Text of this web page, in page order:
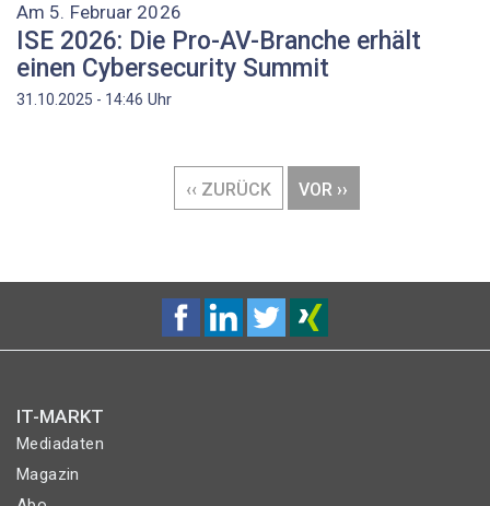
Am 5. Februar 2026
ISE 2026: Die Pro-AV-Branche erhält
einen Cybersecurity Summit
31.10.2025 - 14:46 Uhr
VORHERIGE
‹‹ ZURÜCK
NÄCHSTE
VOR ››
IT-MARKT
Mediadaten
Magazin